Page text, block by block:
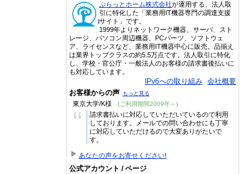
ぷらっとホーム株式会社が運用する、法人取
引に特化した「業務用IT機器専門の調達支援
サイト」です。
1999年よりネットワーク機器、サーバ、スト
レージ、パソコン周辺機器、PCパーツ、ソフトウェ
ア、ライセンスなど、業務用IT機器中心に販売。品揃え
は業界トップクラスの約5.5万点です。法人取引に特化
し、学校・官公庁・一般法人のお客様の請求書後払いに
も対応しています。
IPv6への取り組み 会社概要
お客様からの声 もっと見る
東京大学/K様 (ご利用期間2009年～)
“
請求書払いに対応していただいているので利用
しております。メールでの問い合わせにも丁寧
に対応していただけるので大変ありがたいで
す。
あなたの声をお寄せください!
公式アカウント / ページ